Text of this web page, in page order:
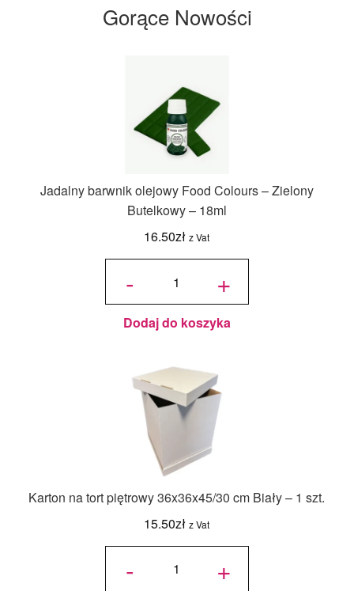
Gorące Nowości
Jadalny barwnik olejowy Food Colours – Zielony
Butelkowy – 18ml
16.50zł z Vat
-
ilość
olejowy
Food
Colours -
Zielony
Butelkowy
+
Dodaj do koszyka
Karton na tort piętrowy 36x36x45/30 cm Biały – 1 szt.
15.50zł z Vat
-
ilość Karton
36x36x45/30
cm Biały - 1
szt. +